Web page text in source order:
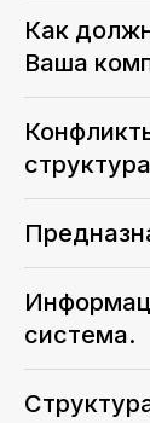
Как
Ваша
система.